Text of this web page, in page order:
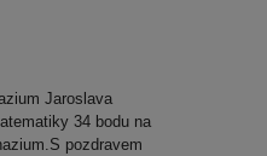
Jaroslava
34 bodu na
pozdravem